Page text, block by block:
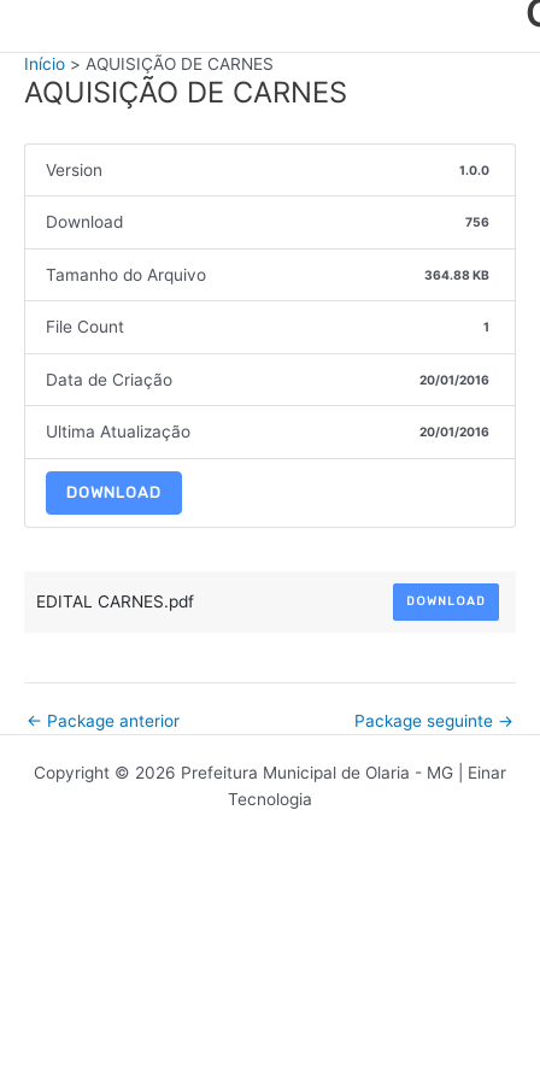
Início AQUISIÇÃO DE CARNES
AQUISIÇÃO DE CARNES
Version 1.0.0
Download 756
Tamanho do Arquivo 364.88 KB
File Count 1
Data de Criação 20/01/2016
Ultima Atualização 20/01/2016
DOWNLOAD
EDITAL CARNES.pdf DOWNLOAD
← Package anterior Package seguinte →
Copyright © 2026 Prefeitura Municipal de Olaria - MG | Einar
Tecnologia